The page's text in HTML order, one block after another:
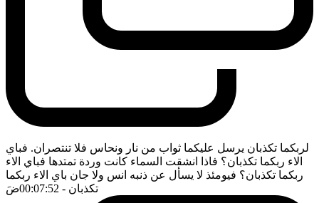
لربكما تكذبان يرسل عليكما ثواب من نار ونحاس فلا تنتصران. فباي
الاء ربكما تكذبان؟ فاذا انشقت السماء كانت وردة تمتدها فباي الاء
ربكما تكذبان؟ فيومئذ لا يسأل عن ذنبه انس ولا جان باي الاء ربكما
تكذبان - 00:07:52 ضَ